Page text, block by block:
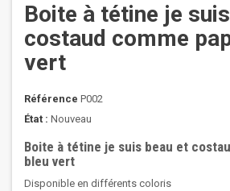
Boite à tétine je
costaud comme
vert
Référence P002
État : Nouveau
Boite à tétine je suis beau et
bleu vert
Disponible en différents coloris